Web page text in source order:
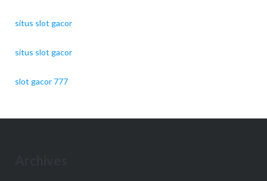
situs slot gacor
situs slot gacor
slot gacor 777